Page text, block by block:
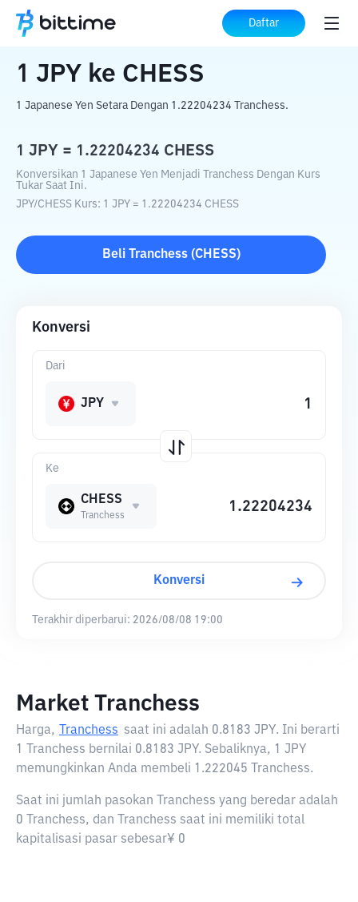
Daftar
Beranda Konverter Kripto ke CHESS
1 JPY ke CHESS
1 Japanese Yen Setara Dengan 1.22204234 Tranchess.
1 JPY = 1.22204234 CHESS
Konversikan 1 Japanese Yen Menjadi Tranchess Dengan Kurs
Tukar Saat Ini.
JPY/CHESS Kurs: 1 JPY = 1.22204234 CHESS
Beli Tranchess(CHESS)
Konversi
Ke
CHESS
Tranchess
Dari
JPY
Konversi
Terakhir diperbarui: 2026/08/08 19:00
Market Tranchess
Harga, Tranchess saat ini adalah 0.8183 JPY. Ini berarti
1 Tranchess bernilai 0.8183 JPY. Sebaliknya, 1 JPY
memungkinkan Anda membeli 1.222045 Tranchess.
Saat ini jumlah pasokan Tranchess yang beredar adalah
0 Tranchess, dan Tranchess saat ini memiliki total
kapitalisasi pasar sebesar¥ 0